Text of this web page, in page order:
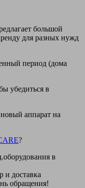
большой
для разных нужд
период (дома
убедиться в
аппарат на
?
в
и доставка
обращения!